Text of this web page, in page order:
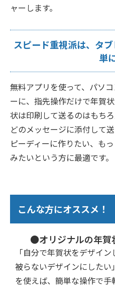
ャーします。
スピード重視派は、タ
単
無料アプリを使って、パソ
ーに、指先操作だけで年賀
状は印刷して送るのはもち
どのメッセージに添付して
ピーディーに作りたい、も
みたいという方に最適です。
こんな方にオススメ！
●オリジナルの年賀
「自分で年賀状をデザイ
被らないデザインにした
を使えば、簡単な操作で手